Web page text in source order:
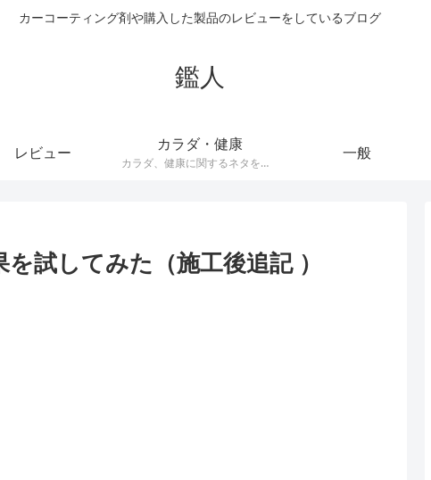
カーコーティング剤や購入した製品のレビューをしているブログ
鑑人
レビュー
カラダ・健康
カラダ、健康に関するネタをまとめています。健康器具や、ダイエット器具、サプリメントなどの記事が多くあります。
一般
試してみた（施工後追記 ）